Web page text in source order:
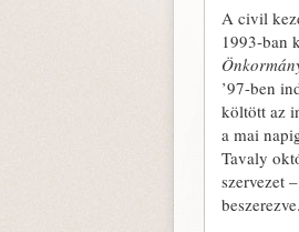
A civil
1993-ban
’97-ben
költött az
a mai
Tavaly
szervezet
beszerezve.